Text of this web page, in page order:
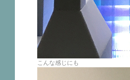
こんな感じにも